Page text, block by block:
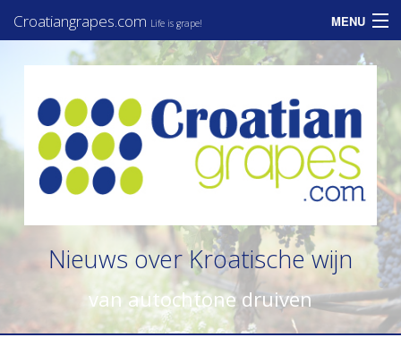
Croatiangrapes.com Life is grape! MENU
Assortiment
Informatie
Zakelijk
Consumenten
Nieuws over Kroatische wijn
van autochtone druiven